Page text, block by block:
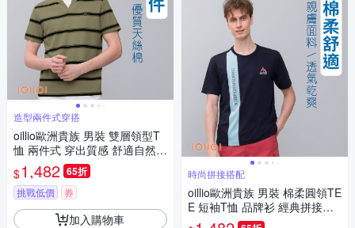
造型兩件式穿搭
oillio歐洲貴族 男裝 雙層領型T
恤 兩件式 穿出質感 舒適自然棉
男女裝 綠色 法國品牌 有大尺碼
$1,482 65折
挑戰低價 券
加入購物車
時尚拼接搭配
oillio歐洲貴族 男裝 棉柔圓領TE
E 短袖T恤 品牌衫 經典拼接單
品 藏青色 法國品牌 有大尺碼